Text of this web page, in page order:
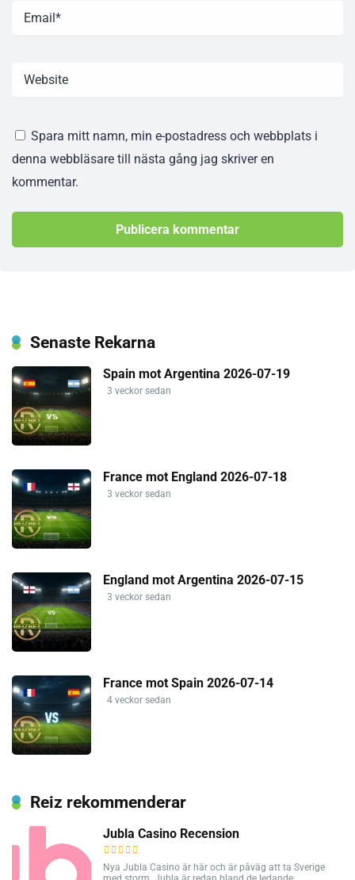
Spara mitt namn, min e-postadress och webbplats i
denna webbläsare till nästa gång jag skriver en
kommentar.
Senaste Rekarna
Spain mot Argentina 2026-07-19
3 veckor sedan
France mot England 2026-07-18
3 veckor sedan
England mot Argentina 2026-07-15
3 veckor sedan
France mot Spain 2026-07-14
4 veckor sedan
Reiz rekommenderar
Jubla Casino Recension
Nya Jubla Casino är här och är påväg att ta Sverige